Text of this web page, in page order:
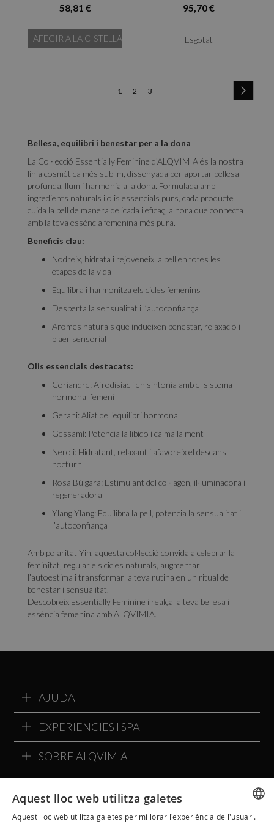
58,81 €
AFEGIR A LA CISTELLA
95,70 €
Esgotat
You're
page
1 Page
2 Page
3
Bellesa, equilibri i benestar per a la dona
La Col·lecció Essentially Feminine d’ALQVIMIA és la nostra
línia cosmètica més sublim, dissenyada per aportar bellesa
profunda, llum i harmonia a la dona. Formulada amb
ingredients naturals i olis essencials purs, cada producte
cuida la pell de manera delicada i eficaç, alhora que connecta
amb la teva essència femenina més pura.
Beneficis clau:
Nodreix, hidrata i rejoveneix la pell en totes les
etapes de la vida
Equilibra i harmonitza els cicles femenins
Desperta la sensualitat i l’autoconfiança
Aromes naturals que indueixen benestar, relaxació i
plaer sensorial
Olis essencials destacats:
Coriandre: Afrodisíac i en sintonia amb el sistema
hormonal femení
Gerani: Aliat de l’equilibri hormonal
Gessamí: Potencia la libido i calma la ment
Neroli: Hidratant, relaxant i afavoreix el descans
nocturn
Rosa Búlgara: Estimulant del col·lagen, il·luminadora i
regeneradora
Ylang Ylang: Equilibra la pell, potencia la sensualitat i
l’autoconfiança
Amb polaritat Yin, aquesta col·lecció convida a celebrar la
feminitat, regular els cicles naturals, augmentar
l’autoestima i transformar la teva rutina en un ritual de
benestar i sensualitat.
Descobreix Essentially Feminine i realça la teva bellesa i
essència femenina amb ALQVIMIA.
AJUDA
EXPERIENCIES I SPA
SOBRE ALQVIMIA
Aquest lloc web utilitza galetes
Aquest lloc web utilitza galetes per millorar l'experiència de l'usuari.